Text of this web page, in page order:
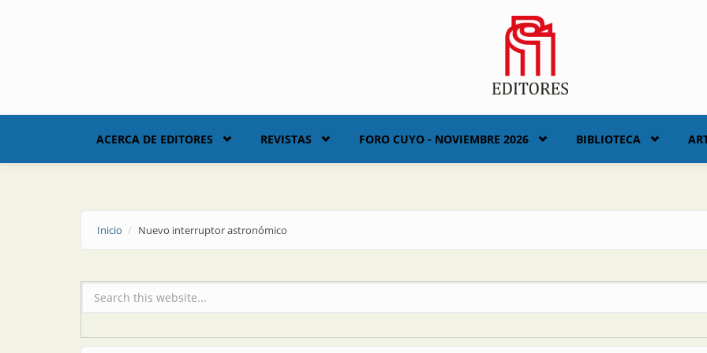
ACERCA DE EDITORES REVISTAS FORO CUYO - NOVIEMBRE 2026 BIBLIOTECA
Inicio Nuevo interruptor astronómico
Formulario de búsqueda